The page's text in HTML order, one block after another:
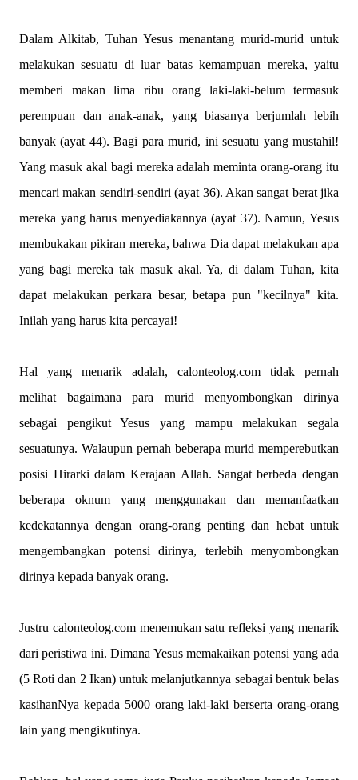
Dalam Alkitab, Tuhan Yesus menantang murid-murid untuk
melakukan sesuatu di luar batas kemampuan mereka, yaitu
memberi makan lima ribu orang laki-laki-belum termasuk
perempuan dan anak-anak, yang biasanya berjumlah lebih
banyak (ayat 44). Bagi para murid, ini sesuatu yang mustahil!
Yang masuk akal bagi mereka adalah meminta orang-orang itu
mencari makan sendiri-sendiri (ayat 36). Akan sangat berat jika
mereka yang harus menyediakannya (ayat 37). Namun, Yesus
membukakan pikiran mereka, bahwa Dia dapat melakukan apa
yang bagi mereka tak masuk akal. Ya, di dalam Tuhan, kita
dapat melakukan perkara besar, betapa pun "kecilnya" kita.
Inilah yang harus kita percayai!
Hal yang menarik adalah, calonteolog.com tidak pernah
melihat bagaimana para murid menyombongkan dirinya
sebagai pengikut Yesus yang mampu melakukan segala
sesuatunya. Walaupun pernah beberapa murid memperebutkan
posisi Hirarki dalam Kerajaan Allah. Sangat berbeda dengan
beberapa oknum yang menggunakan dan memanfaatkan
kedekatannya dengan orang-orang penting dan hebat untuk
mengembangkan potensi dirinya, terlebih menyombongkan
dirinya kepada banyak orang.
Justru calonteolog.com menemukan satu refleksi yang menarik
dari peristiwa ini. Dimana Yesus memakaikan potensi yang ada
(5 Roti dan 2 Ikan) untuk melanjutkannya sebagai bentuk belas
kasihanNya kepada 5000 orang laki-laki berserta orang-orang
lain yang mengikutinya.